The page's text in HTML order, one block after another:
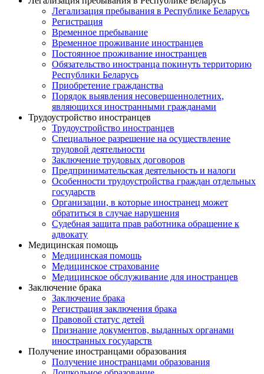
Легализация пребывания в Республике Беларусь
Регистрация
Временное пребывание
Временное проживание иностранцев
Постоянное проживание иностранцев
Обязательство иностранца покинуть территорию
Республики Беларусь
Приобретение гражданства
Порядок выявления несовершеннолетних,
являющихся иностранными гражданами
Трудоустройство иностранцев
Трудоустройство иностранцев
Специальное разрешение на осуществление
трудовой деятельности
Заключение трудовых договоров
Предпринимательская деятельность и налоги
Особенности трудоустройства граждан отдельных
государств
Организации, в которые иностранец может
обратиться в случае нарушения
Судебная защита прав работника обращение к
адвокату
Медицинская помощь
Медицинская помощь
Медицинское страхование
Медицинское обслуживание для иностранцев
Заключение брака
Заключение брака
Регистрация заключения брака
Правовой статус детей
Признание документов, выданных органами
иностранных государств
Получение иностранцами образования
Получение иностранцами образования